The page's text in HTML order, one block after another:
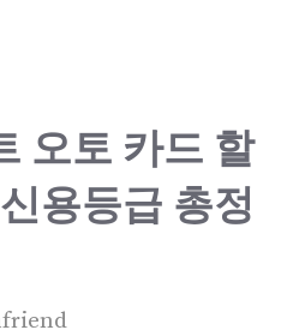
오토 카드 할
용등급 총정